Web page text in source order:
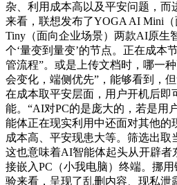
杂、利用成本高以及平安问题，而
来看，联想发布了YOGA AI Mini
Tiny（面向企业场景）两款AI原生
个‘量变到量变’的节点。正在成本
管流程”。或是上传文档时，哪一
会变化，端侧优先”，能够看到，
在成本取平安层面，用户开机后即
能。“AI对PC的是庞大的，若是用
能体正在现实利用中还面对其他的
成本高、平安现患大等。筛选出取
这也意味着AI智能体起头从开辟者
接嵌入PC（小我电脑）终端。挪
验来看，呈现了乱删内容、现私泄